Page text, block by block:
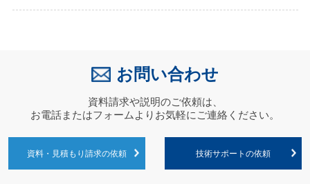
お問い合わせ
資料請求や説明のご依頼は、
お電話またはフォームよりお気軽にご連絡ください。
資料・見積もり請求の依頼 技術サポートの依頼